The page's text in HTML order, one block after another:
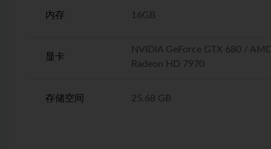
内存
显卡
存储空间
16GB
NVIDIA GeForce GTX 680 /
Radeon HD 7970
25.68 GB